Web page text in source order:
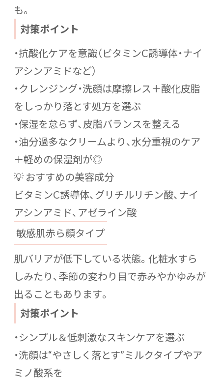
も。
対策ポイント
・抗酸化ケアを意識（ビタミンC誘導体・ナイ
アシンアミドなど）
・クレンジング・洗顔は摩擦レス＋酸化皮脂
をしっかり落とす処方を選ぶ
・保湿を怠らず、皮脂バランスを整える
・油分過多なクリームより、水分重視のケア
＋軽めの保湿剤が◎
💡 おすすめの美容成分
ビタミンC誘導体、グリチルリチン酸、ナイ
アシンアミド、アゼライン酸
敏感肌赤ら顔タイプ
肌バリアが低下している状態。化粧水すら
しみたり、季節の変わり目で赤みやかゆみが
出ることもあります。
対策ポイント
・シンプル＆低刺激なスキンケアを選ぶ
・洗顔は“やさしく落とす”ミルクタイプやア
ミノ酸系を